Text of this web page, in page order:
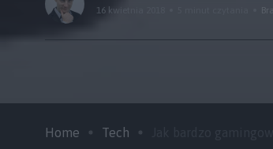
16 kwietnia 2018
Home Tech